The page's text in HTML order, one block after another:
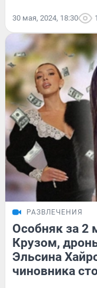
30 мая, 2024, 18:30
РАЗВЛЕЧЕНИЯ
Особняк за 2
Крузом,
Эльсина
чиновника